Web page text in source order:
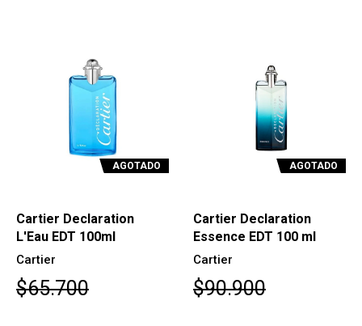
AGOTADO
Cartier Declaration
L'Eau EDT 100ml
Cartier
$65.700
AGOTADO
Cartier Declaration
Essence EDT 100 ml
Cartier
$90.900